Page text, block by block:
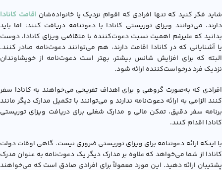
شاید فکر کنید که تنها افرادی که اقوام نزدیک یا خانواده‌شان اقامت کانادا
دارند، می‌توانند ویزای توریستی کانادا با دعوتنامه دریافت کنند؛ اما باید
بدانید که علیرغم اهمیت نسبت دعوت‌کننده با متقاضی ویزای کانادا، دوست
یا آشنایانی که در کانادا اقامت دارند، هم می‌توانند دعوت‌نامه صادر کنند.
البته که برای افزایش شانس بیشتر، بهتر است دعوت‌نامه از خویشاوندان
نزدیک فرد درخواست‌کننده ارائه شود.
افرادی که به‌صورت گروهی و برای اهداف تفریحی می‌خواهند به کانادا سفر
کنند الزامی به ارائه دعوت‌نامه ندارند و می‌توانند با تکمیل مدارک دیگر مانند
برنامه سفر دقیق، تمکن مالی و مدارک شغلی برای دریافت ويزاي توريستي
کانادا اقدام کنند.
با اینکه ارائه دعوتنامه برای ویزای توریستی ضروری نیست، گاهی اوقات دولت
کانادا از شما می‌خواهد که علاوه بر مدارک دیگر یک دعوت‌نامه به عنوان مدرک
پشتیبان ارائه دهید. این مورد معمولاً برای افرادی صادق است که می‌خواهند